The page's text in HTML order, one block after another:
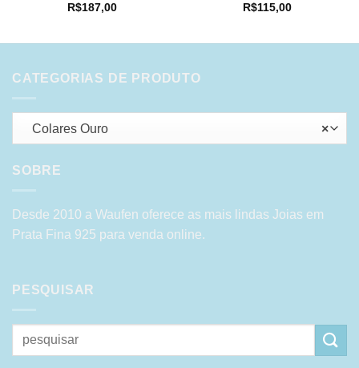
R$187,00
R$115,00
CATEGORIAS DE PRODUTO
×
Colares Ouro
SOBRE
Desde 2010 a Waufen oferece as mais lindas Joias em
Prata Fina 925 para venda online.
PESQUISAR
Pesquisar
por: